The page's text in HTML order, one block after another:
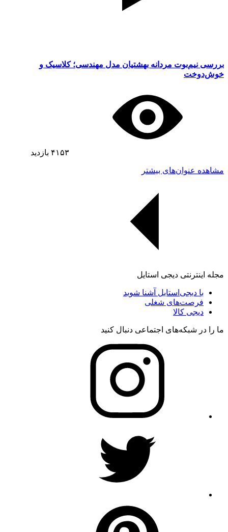
بررسی نیم‌بوت مردانه بهشتیان مدل مهندسی؛ کلاسیک و
خوش‌دوخت
۴۱۵۳ بازدید
مشاهده عنوان‌های بیشتر
مجله اینترنتی دیجی استایل
با دیجی‌استایل آشنا شوید
فرصت‌های شغلی
دیجی کالا
ما را در شبکه‌های اجتماعی دنبال کنید